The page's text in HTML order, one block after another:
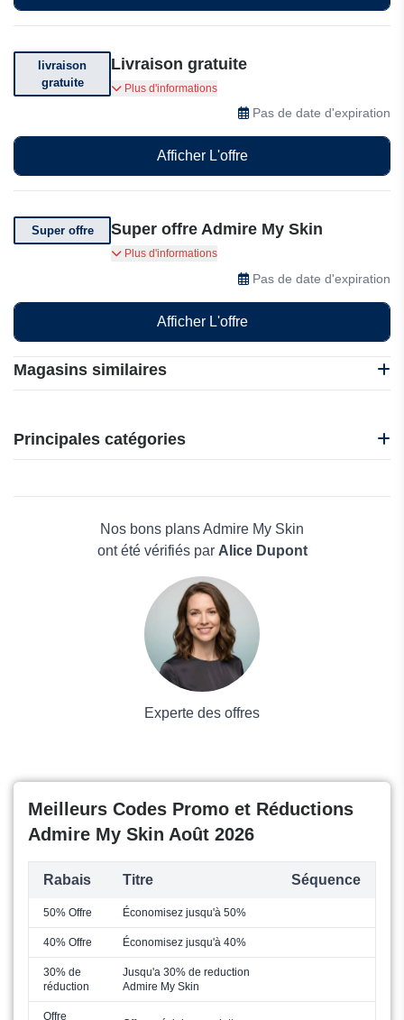
Magasins similaires
La Feuille CBD
Ma Pharma Naturelle
Nature et Mer
Allies of Skin
Principales catégories
Maison & JardinNos bons plans Admire My Skin
ont été vérifiés par Alice Dupont
Experte des offres
livraison
gratuite
Livraison gratuite
Livraison gratuite selon achat et conditions
Plus d'informations
Pas de date d'expiration
Afficher L'offre
Super offre Super offre Admire My Skin
Super offre disponible sur Admire My Skin.
Plus d'informations
Pas de date d'expiration
Afficher L'offre
Meilleurs Codes Promo et Réductions
Admire My Skin Août 2026
Rabais Titre Séquence
50% Offre Économisez jusqu'à 50%
40% Offre Économisez jusqu'à 40%
30% de
réduction
Jusqu'a 30% de reduction
Admire My Skin
Offre